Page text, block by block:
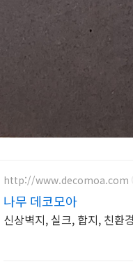
http://www.decomoa.com
나무 데코모아
신상벽지, 실크, 합지, 친환